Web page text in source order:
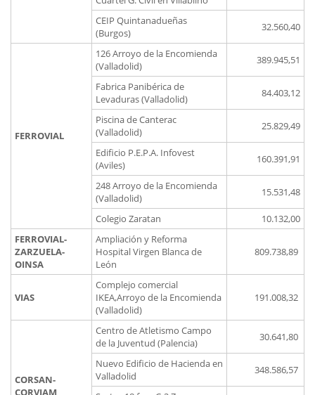
CEIP Quintanadueñas
(Burgos)
32.560,40
FERROVIAL
126 Arroyo de la Encomienda
(Valladolid)
389.945,51
Fabrica Panibérica de
Levaduras (Valladolid)
84.403,12
Piscina de Canterac
(Valladolid)
25.829,49
Edificio P.E.P.A. Infovest
(Aviles)
160.391,91
248 Arroyo de la Encomienda
(Valladolid)
15.531,48
Colegio Zaratan
10.132,00
FERROVIAL-
ZARZUELA-
OINSA
Ampliación y Reforma
Hospital Virgen Blanca de
León
809.738,89
VIAS
Complejo comercial
IKEA,Arroyo de la Encomienda
(Valladolid)
191.008,32
CORSAN-
CORVIAM
Centro de Atletismo Campo
de la Juventud (Palencia)
30.641,80
Nuevo Edificio de Hacienda en
Valladolid
348.586,57